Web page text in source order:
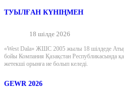
ТУЫЛҒАН КҮНІҢМЕН
18 шілде 2026
«West Dala» ЖШС 2005 жылы 18 шілдеде
бойы Компания Қазақстан Республикасында
жетекші орынға ие болып келеді.
GEWR 2026